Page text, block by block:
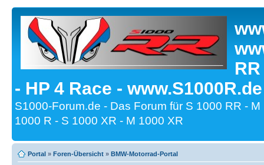
- HP 4 Race -
S1000-Forum.de - Das Forum für S 1000 RR -
1000 R - S 1000 XR - M 1000 XR
Portal » Foren-Übersicht » BMW-Motorrad-Portal